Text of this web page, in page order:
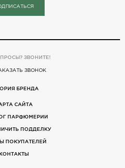
ЗВОНИТЕ!
ЗВОНОК
БРЕНДА
САЙТА
ПАРФЮМЕРИИ
ПОДДЕЛКУ
ПОКУПАТЕЛЕЙ